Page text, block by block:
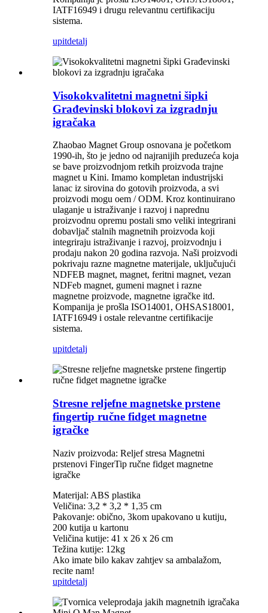
IATF16949 i drugu relevantnu certifikaciju
sistema.
upitdetalj
Visokokvalitetni magnetni šipki
Građevinski blokovi za izgradnju
igračaka
Zhaobao Magnet Group osnovana je početkom
1990-ih, što je jedno od najranijih preduzeća koja
se bave proizvodnjom retkih proizvoda trajne
magnet u Kini. Imamo kompletan industrijski
lanac iz sirovina do gotovih proizvoda, a svi
proizvodi mogu oem / ODM. Kroz kontinuirano
ulaganje u istraživanje i razvoj i naprednu
proizvodnu opremu postali smo veliki integrirani
dobavljač stalnih magnetnih proizvoda koji
integriraju istraživanje i razvoj, proizvodnju i
prodaju nakon 20 godina razvoja. Naši proizvodi
pokrivaju razne magnetne materijale, uključujući
NDFEB magnet, magnet, feritni magnet, vezan
NDFeb magnet, gumeni magnet i razne
magnetne proizvode, magnetne igračke itd.
Kompanija je prošla ISO14001, OHSAS18001,
IATF16949 i ostale relevantne certifikacije
sistema.
upitdetalj
Stresne reljefne magnetske prstene
fingertip ručne fidget magnetne
igračke
Naziv proizvoda: Reljef stresa Magnetni
prstenovi FingerTip ručne fidget magnetne
igračke
Materijal: ABS plastika
Veličina: 3,2 * 3,2 * 1,35 cm
Pakovanje: obično, 3kom upakovano u kutiju,
200 kutija u kartonu
Veličina kutije: 41 x 26 x 26 cm
Težina kutije: 12kg
Ako imate bilo kakav zahtjev sa ambalažom,
recite nam!
upitdetalj